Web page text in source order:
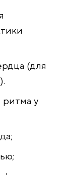
(для
ритма у